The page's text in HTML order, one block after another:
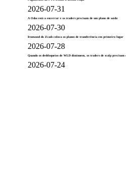
2026-07-31
A Odos está a encerrar e os traders precisam de um plano de saída
2026-07-30
Ironwood do Zcash coloca os planos de transferência em primeiro lugar
2026-07-28
Quando os desbloqueios de WLD diminuem, os traders de scalp precisam
2026-07-24